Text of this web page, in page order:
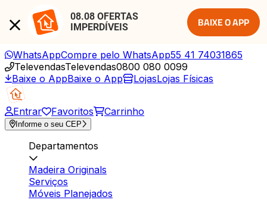
08.08 OFERTAS
IMPERDÍVEIS
BAIXE O APP
WhatsAppCompre pelo WhatsApp55 41 74031865
TelevendasTelevendas0800 080 0099
Baixe o AppBaixe o App LojasLojas Físicas
Entrar Favoritos Carrinho
Informe o seu CEP
Departamentos
Madeira Originals
Serviços
Móveis Planejados